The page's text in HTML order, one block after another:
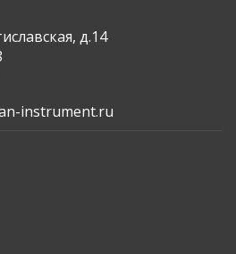
д.14
instrument.ru